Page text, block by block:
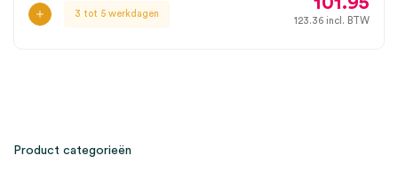
3 tot 5 werkdagen
123.36 incl. BTW
Product categorieën